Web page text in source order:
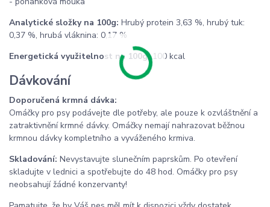
Analytické složky na 100g: Hrubý protein 3,63 %, hrubý tuk:
0,37 %, hrubá vláknina: 0,17 %
Energetická využitelnost na 100g:100 kcal
Dávkování
Doporučená krmná dávka:
Omáčky pro psy podávejte dle potřeby, ale pouze k ozvláštnění a
zatraktivnění krmné dávky. Omáčky nemají nahrazovat běžnou
krmnou dávky kompletního a vyváženého krmiva.
Skladování: Nevystavujte slunečním paprskům. Po otevření
skladujte v lednici a spotřebujte do 48 hod. Omáčky pro psy
neobsahují žádné konzervanty!